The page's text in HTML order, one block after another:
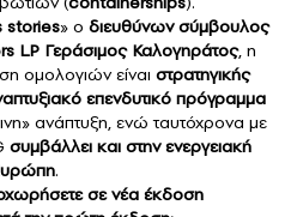
stories» ο διευθύνων σύμβουλος
LP Γεράσιμος Καλογηράτος, η
ομολογιών είναι στρατηγικής
επενδυτικό πρόγραμμα
ανάπτυξη, ενώ ταυτόχρονα με
συμβάλλει και στην ενεργειακή
.
σε νέα έκδοση